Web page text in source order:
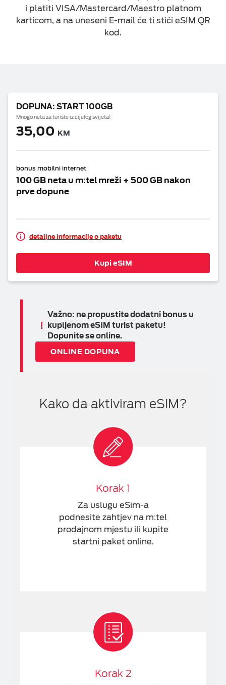
Roming informacije
TAG
Dodatne usluge
i platiti VISA/Mastercard/Maestro platnom
karticom, a na uneseni E-mail će ti stići eSIM QR
kod.
DOPUNA: START 100GB
Mnogo neta za turiste iz cijelog svijeta!
35,00 KM
bonus mobilni internet
100 GB neta u m:tel mreži + 500 GB nakon
prve dopune
detaljne informacije o paketu
Kupi eSIM
!
Važno: ne propustite dodatni bonus u
kupljenom eSIM turist paketu!
Dopunite se online.
ONLINE DOPUNA
Kako da aktiviram eSIM?
Korak 1
Za uslugu eSim-a
podnesite zahtjev na m:tel
prodajnom mjestu ili kupite
startni paket online.
Korak 2